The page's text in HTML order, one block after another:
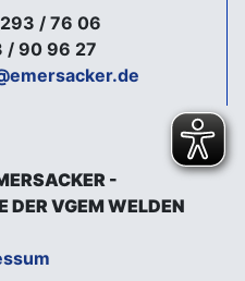
/ 76 06
/ 90 96 27
-
DER VGEM WELDEN